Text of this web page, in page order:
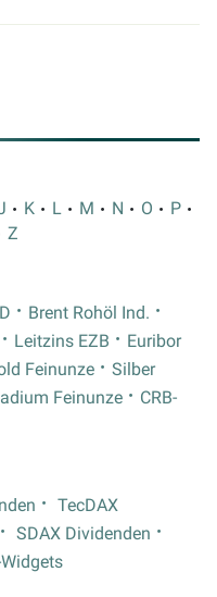
K L M N O
P
Z
Brent Rohöl Ind.
Leitzins EZB
Euribor
Feinunze
Silber
Feinunze
CRB-
TecDAX
SDAX Dividenden